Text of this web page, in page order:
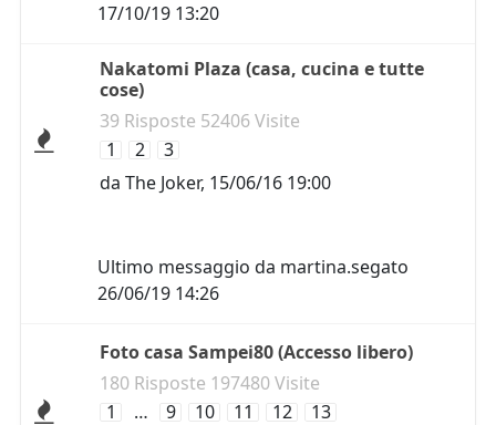
17/10/19 13:20
Nakatomi Plaza (casa, cucina e tutte
cose)
39 Risposte 52406 Visite
1
2
3
da The Joker, 15/06/16 19:00
Ultimo messaggio da martina.segato
26/06/19 14:26
Foto casa Sampei80 (Accesso libero)
180 Risposte 197480 Visite
1
… 9 10 11 12
13